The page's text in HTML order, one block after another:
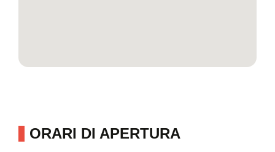
ORARI DI APERTURA